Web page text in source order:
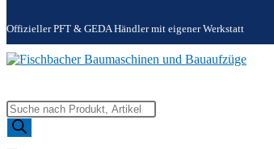
Offizieller PFT & GEDA Händler mit eigener Werkstatt
Products
search